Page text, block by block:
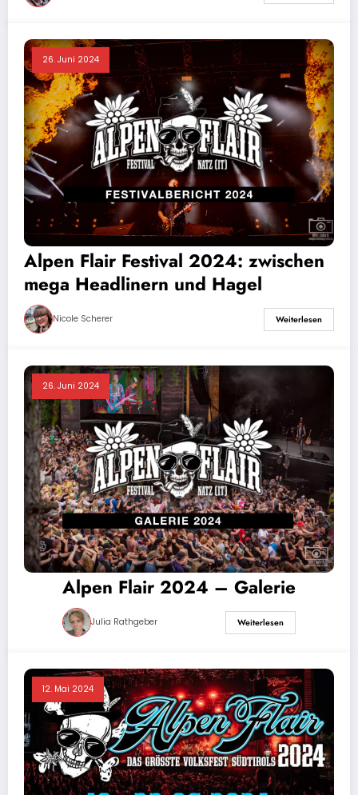
26. Juni 2024
Alpen Flair Festival 2024: zwischen
mega Headlinern und Hagel
Nicole Scherer Weiterlesen
26. Juni 2024
Alpen Flair 2024 – Galerie
Julia Rathgeber Weiterlesen
12. Mai 2024